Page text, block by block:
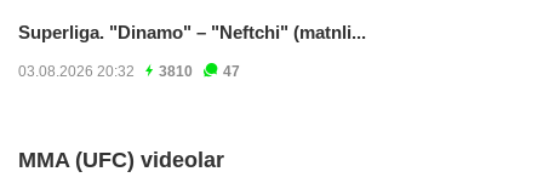
Superliga. "Dinamo" – "Neftchi" (matnli...
03.08.2026 20:32 3810 47
MMA (UFC) videolar